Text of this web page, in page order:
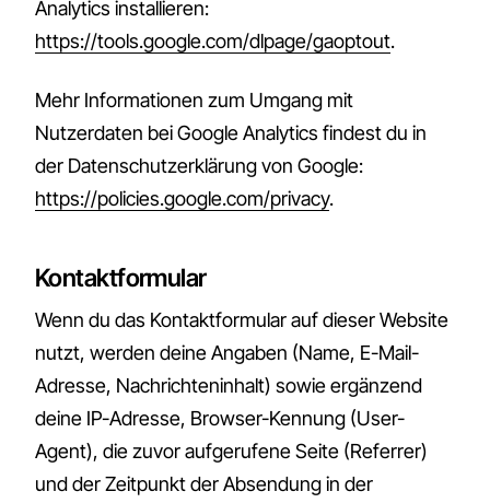
Analytics installieren:
https://tools.google.com/dlpage/gaoptout.
Mehr Informationen zum Umgang mit
Nutzerdaten bei Google Analytics findest du in
der Datenschutzerklärung von Google:
https://policies.google.com/privacy.
Kontaktformular
Wenn du das Kontaktformular auf dieser Website
nutzt, werden deine Angaben (Name, E-Mail-
Adresse, Nachrichteninhalt) sowie ergänzend
deine IP-Adresse, Browser-Kennung (User-
Agent), die zuvor aufgerufene Seite (Referrer)
und der Zeitpunkt der Absendung in der